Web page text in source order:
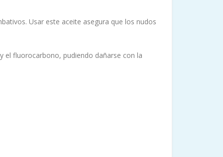
Usar este aceite asegura que los nudos
el fluorocarbono, pudiendo dañarse con la